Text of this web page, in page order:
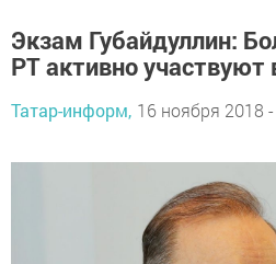
Экзам Губайдуллин:
РТ активно
Татар-информ, 16 ноября 2018